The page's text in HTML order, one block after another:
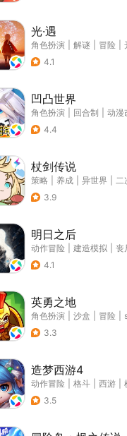
光·遇
角色扮演 解谜 冒险
4.1
凹凸世界
角色扮演 回合制 动漫
4.4
杖剑传说
策略 养成 异世界
二
3.9
明日之后
动作冒险 建造模拟 丧
4.1
英勇之地
角色扮演 沙盒 冒险
3.3
造梦西游4
动作冒险 格斗 西游
3.5